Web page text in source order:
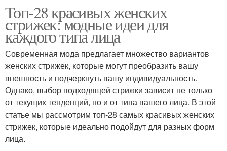
Топ-28 красивых женских
стрижек: модные идеи для
каждого типа лица
Современная мода предлагает множество вариантов
женских стрижек, которые могут преобразить вашу
внешность и подчеркнуть вашу индивидуальность.
Однако, выбор подходящей стрижки зависит не только
от текущих тенденций, но и от типа вашего лица. В этой
статье мы рассмотрим топ-28 самых красивых женских
стрижек, которые идеально подойдут для разных форм
лица.